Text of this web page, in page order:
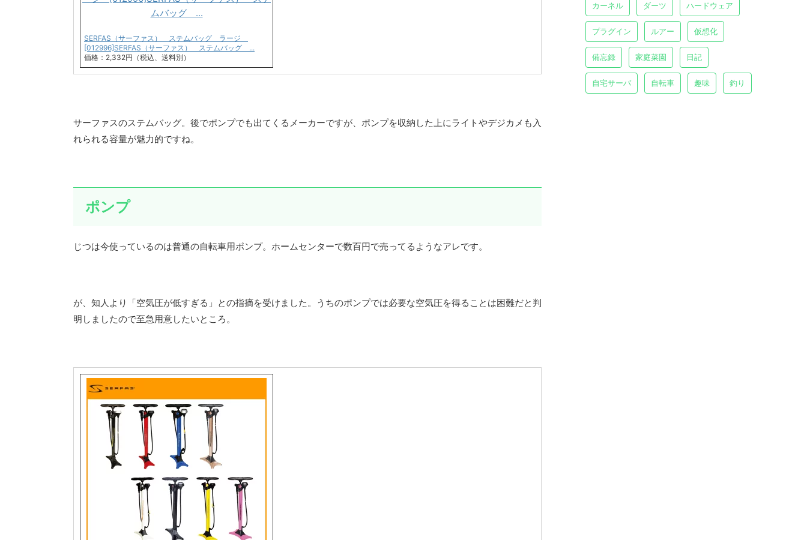
SERFAS（サーファス） ステムバッグ ラージ
[012996]SERFAS（サーファス） ステムバッグ ...
価格：2,332円（税込、送料別）
サーファスのステムバッグ。後でポンプでも出てくるメーカーですが、ポンプを収納した上にライトやデジカメも入
れられる容量が魅力的ですね。
ポンプ
じつは今使っているのは普通の自転車用ポンプ。ホームセンターで数百円で売ってるようなアレです。
が、知人より「空気圧が低すぎる」との指摘を受けました。うちのポンプでは必要な空気圧を得ることは困難だと判
明しましたので至急用意したいところ。
カーネル ダーツ ハードウェア
プラグイン ルアー 仮想化
備忘録 家庭菜園 日記
自宅サーバ 自転車 趣味 釣り